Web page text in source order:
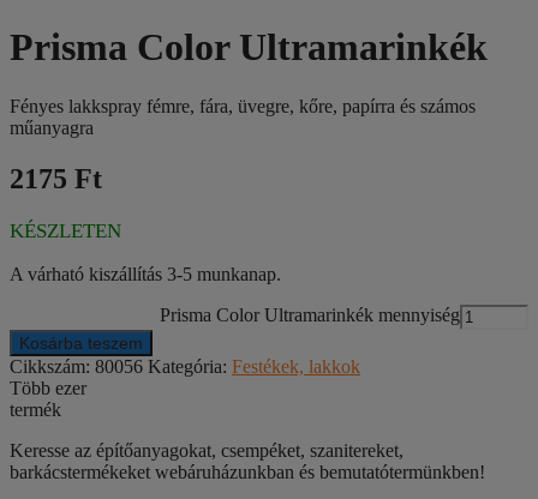
Prisma Color Ultramarinkék
Fényes lakkspray fémre, fára, üvegre, kőre, papírra és számos
műanyagra
2175 Ft
KÉSZLETEN
A várható kiszállítás 3-5 munkanap.
Prisma Color Ultramarinkék mennyiség
Kosárba teszem
Cikkszám: 80056 Kategória: Festékek, lakkok
Több ezer
termék
Keresse az építőanyagokat, csempéket, szanitereket,
barkácstermékeket webáruházunkban és bemutatótermünkben!